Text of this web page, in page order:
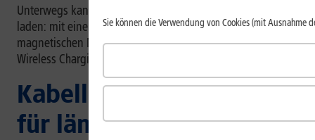
Unterwegs kannst Du Dein Handy auf drei Arten kabellos
laden: mit einer kabellosen Powerbank, mit einem
magnetischen MagSafe- oder Qi2-Akku oder über Reverse
Wireless Charging.
Kabellose Powerbank:
für längere Zeit ohne
Sie können die Verwendung von Cookies (mit Ausnahme